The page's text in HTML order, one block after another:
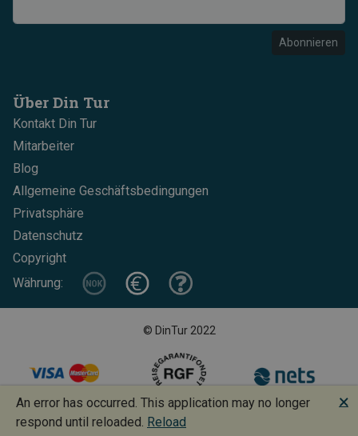
Abonnieren
Über Din Tur
Kontakt Din Tur
Mitarbeiter
Blog
Allgemeine Geschäftsbedingungen
Privatsphäre
Datenschutz
Copyright
Währung:
© DinTur 2022
Design und Entwicklung: Increo + BoMan
An error has occurred. This application may no longer
respond until reloaded. Reload
🗙